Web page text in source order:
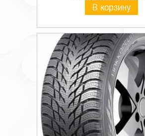
Индекс нагрузки
В корзину